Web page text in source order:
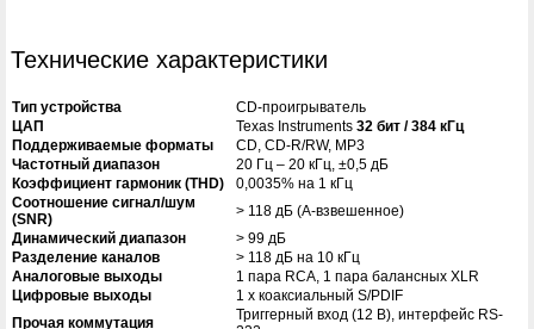
Технические характеристики
Тип устройства
CD-проигрыватель
ЦАП
Texas Instruments32 бит / 384 кГц
Поддерживаемые форматы
CD, CD-R/RW, MP3
Частотный диапазон
20 Гц – 20 кГц, ±0,5 дБ
Коэффициент гармоник (THD)
0,0035% на 1 кГц
Соотношение сигнал/шум
(SNR)
> 118 дБ (A-взвешенное)
Динамический диапазон
> 99 дБ
Разделение каналов
> 118 дБ на 10 кГц
Аналоговые выходы
1 пара RCA, 1 пара балансных XLR
Цифровые выходы
1 x коаксиальный S/PDIF
Прочая коммутация
Триггерный вход (12 В), интерфейс RS-